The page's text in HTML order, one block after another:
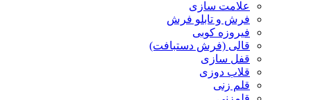
علامت سازی
فرش و تابلو فرش
فیروزه کوبی
قالی (فرش دستبافت)
قفل سازی
قلاب دوزی
قلم زنی